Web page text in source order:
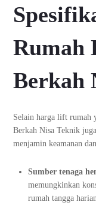
Rumah
Berkah
Selain harga lift
Berkah Nisa Teknik
menjamin keamanan
Sumber tenaga
memungkinkan
rumah tangga